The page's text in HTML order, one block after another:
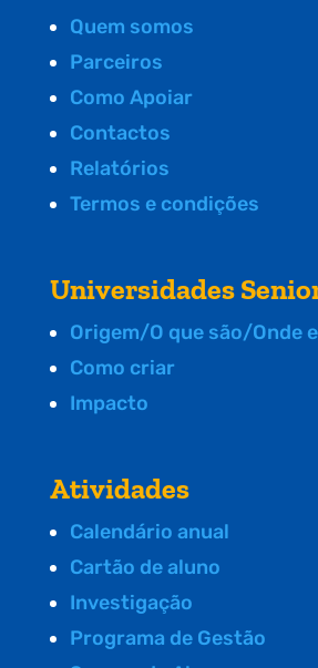
Quem somos
Parceiros
Como Apoiar
Contactos
Relatórios
Termos e condições
Universidades
Origem/O que são/Onde
Como criar
Impacto
Atividades
Calendário anual
Cartão de aluno
Investigação
Programa de Gestão